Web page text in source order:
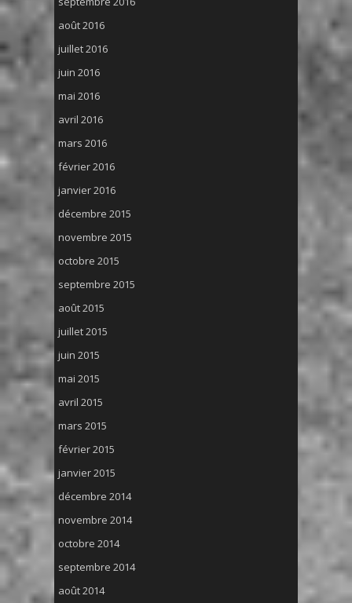
août 2016
juillet 2016
juin 2016
mai 2016
avril 2016
mars 2016
février 2016
janvier 2016
décembre 2015
novembre 2015
octobre 2015
septembre 2015
août 2015
juillet 2015
juin 2015
mai 2015
avril 2015
mars 2015
février 2015
janvier 2015
décembre 2014
novembre 2014
octobre 2014
septembre 2014
août 2014